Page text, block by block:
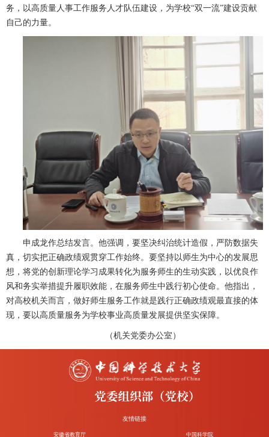
务，以高质量人事工作服务人才队伍建设，为学校“双一流”建设贡献
自己的力量。
申成龙作总结发言。他强调，要坚决纠治统计造假，严防数据失
真，切实把正确政绩观贯穿工作始终。要坚持以师生为中心的发展思
想，将党的创新理论学习成果转化为服务师生的生动实践，以优良作
风和务实举措提升履职效能，在服务师生中践行初心使命。他指出，
对高校机关而言，做好师生服务工作就是践行正确政绩观最直接的体
现，要以高质量服务为学校事业高质量发展提供坚实保障。
（机关党委办公室）
友情链接
安徽省教育厅 中国科学院